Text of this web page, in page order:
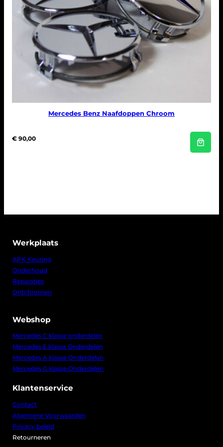
Mercedes Benz Naafdoppen Chroom
€ 90,00
Werkplaats
APK Keuring
Onderhoud
Reparaties
Ontchromen
Webshop
Mercedes C klasse onderdelen
Mercedes E klasse Onderdelen
Mercedes A klasse Onderdelen
Mercedes G klasse Onderdelen
Klantenservice
Contact
Algemene Voorwaarden
Privacy beleid
Retourneren